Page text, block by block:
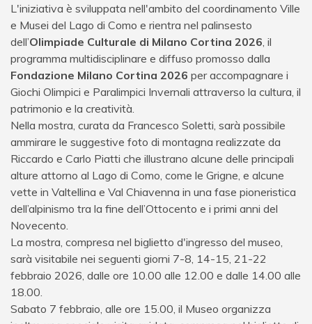
L'iniziativa è sviluppata nell'ambito del coordinamento Ville
e Musei del Lago di Como e rientra nel palinsesto
dell’Olimpiade Culturale di Milano Cortina 2026 , il
programma multidisciplinare e diffuso promosso dalla
Fondazione Milano Cortina 2026 per accompagnare i
Giochi Olimpici e Paralimpici Invernali attraverso la cultura, il
patrimonio e la creatività.
Nella mostra, curata da Francesco Soletti, sarà possibile
ammirare le suggestive foto di montagna realizzate da
Riccardo e Carlo Piatti che illustrano alcune delle principali
alture attorno al Lago di Como, come le Grigne, e alcune
vette in Valtellina e Val Chiavenna in una fase pioneristica
dell’alpinismo tra la fine dell’Ottocento e i primi anni del
Novecento.
La mostra, compresa nel biglietto d'ingresso del museo,
sarà visitabile nei seguenti giorni 7-8, 14-15, 21-22
febbraio 2026, dalle ore 10.00 alle 12.00 e dalle 14.00 alle
18.00.
Sabato 7 febbraio, alle ore 15.00, il Museo organizza